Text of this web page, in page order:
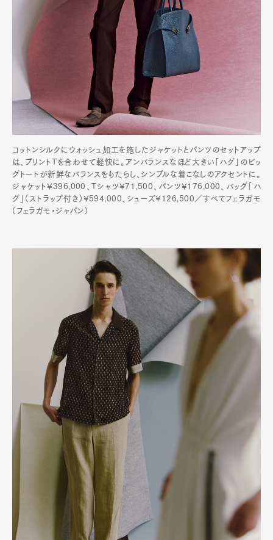
Product Culture Lifestyle
Pen Membership
Magazine
Official Columnist
Contact
Pen Meet
Pen international Pen tw
コットンシルクにウォッシュ加工を施したジャケットとパンツのセットアップ
は、プリントTを合わせて軽快に。アンバランスなほど大きい「ハグ」のビッ
グトートが新鮮なバランスをもたらし、シンプルな着こなしのアクセントに。
ジャケット¥396,000、Tシャツ¥71,500、パンツ¥176,000、バッグ「ハ
グ」（ストラップ付き）¥594,000、シューズ¥126,500／すべてフェラガモ
（フェラガモ・ジャパン）